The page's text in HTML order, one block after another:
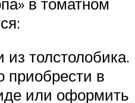
из толстолобика.
приобрести в
или оформить